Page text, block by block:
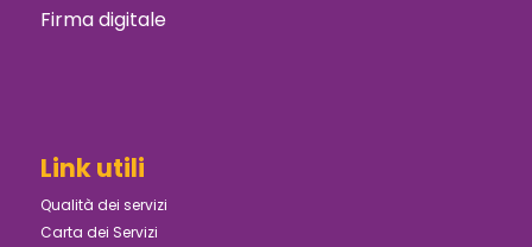
Firma digitale
Link utili
Qualità dei servizi
Carta dei Servizi